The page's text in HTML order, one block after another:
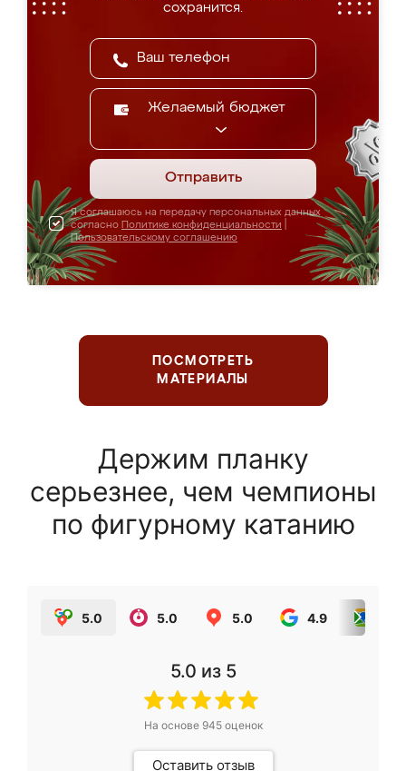
сохранится.
Желаемый бюджет
Отправить
Я соглашаюсь на передачу персональных данных
согласно Политике конфиденциальности
Пользовательскому соглашению
ПОСМОТРЕТЬ
МАТЕРИАЛЫ
Держим планку
серьезнее, чем чемпионы
по фигурному катанию
5.0 5.0 5.0 4.9
5.0 из 5
На основе 945оценок
Оставить отзыв